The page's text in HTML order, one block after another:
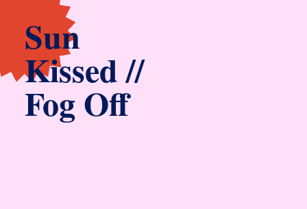
Sun
Kissed //
Fog Off